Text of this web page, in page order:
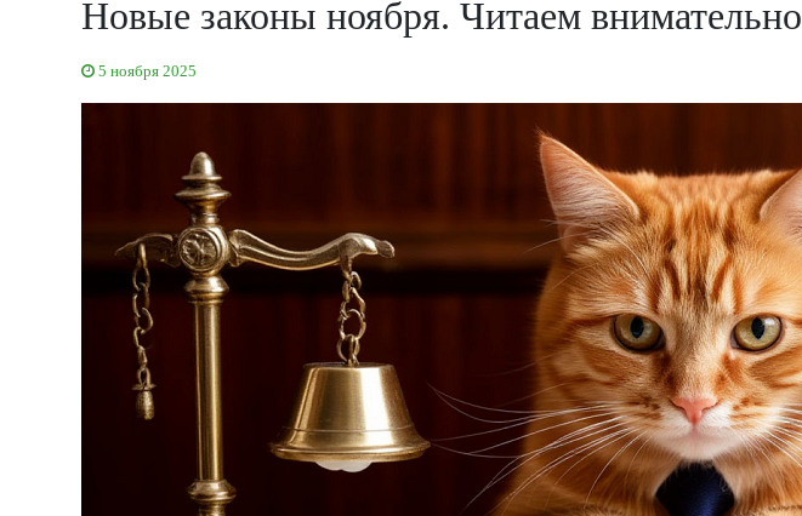
Новые законы ноября. Читаем внимательно
5 ноября 2025